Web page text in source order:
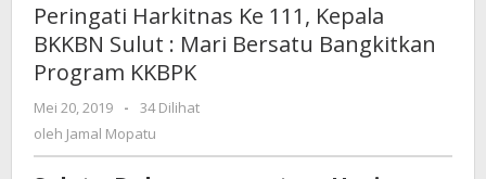
111,
Kepala
Bersatu
Peringati Harkitnas Ke 111, Kepala
BKKBN Sulut : Mari Bersatu Bangkitkan
Program KKBPK
Mei 20, 2019
oleh
Jamal
Mopatu
-
34 Dilihat
oleh Jamal Mopatu